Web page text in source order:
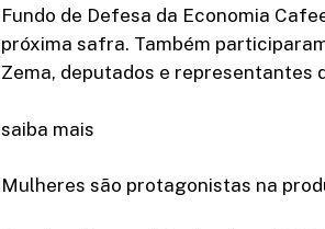
Fundo de Defesa da Economia
próxima safra. Também
Zema, deputados e representantes
saiba mais
Mulheres são protagonistas na